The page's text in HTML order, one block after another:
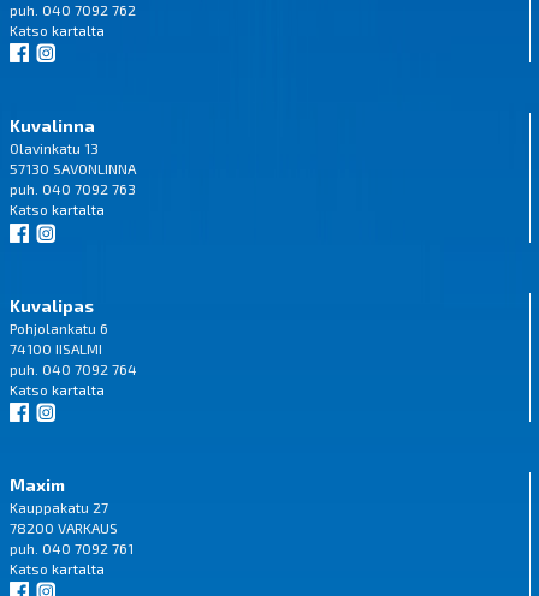
puh. 040 7092 762
Katso kartalta
Kuvalinna
Olavinkatu 13
57130 SAVONLINNA
puh. 040 7092 763
Katso kartalta
Kuvalipas
Pohjolankatu 6
74100 IISALMI
puh. 040 7092 764
Katso kartalta
Maxim
Kauppakatu 27
78200 VARKAUS
puh. 040 7092 761
Katso kartalta